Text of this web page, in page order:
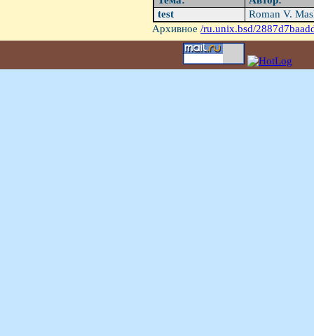
test
Roman V.
Архивное /ru.unix.bsd/